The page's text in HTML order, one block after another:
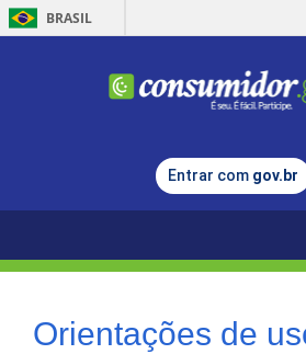
BRASIL
Entrar com gov.br
Orientações de